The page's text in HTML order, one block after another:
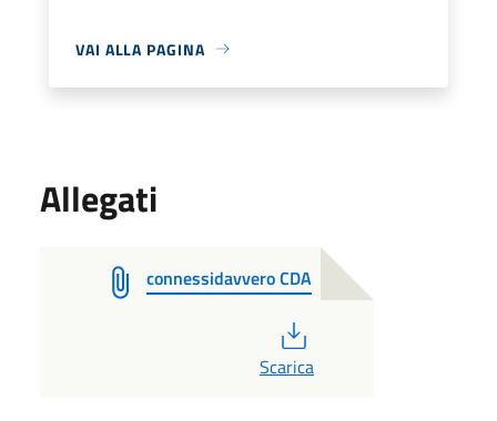
VAI ALLA PAGINA
Allegati
connessidavvero CDA
Scarica